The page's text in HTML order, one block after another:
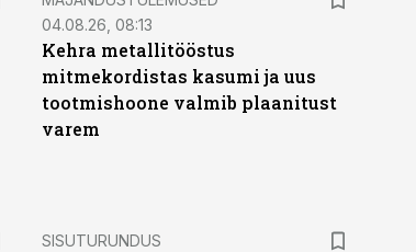
04.08.26, 08:13
Kehra metallitööstus
mitmekordistas kasumi ja uus
tootmishoone valmib plaanitust
varem
ST
SISUTURUNDUS